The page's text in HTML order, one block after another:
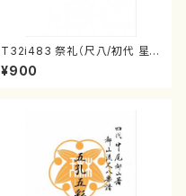
T32i483 祭礼（尺八/初代 星
田一山/楽譜）都山流公刊楽譜曲
番:2191
¥900